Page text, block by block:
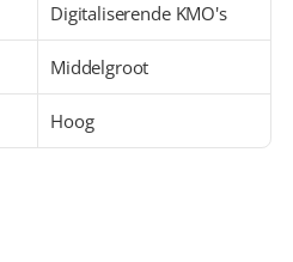
Digitaliserende KMO's
Middelgroot
Hoog